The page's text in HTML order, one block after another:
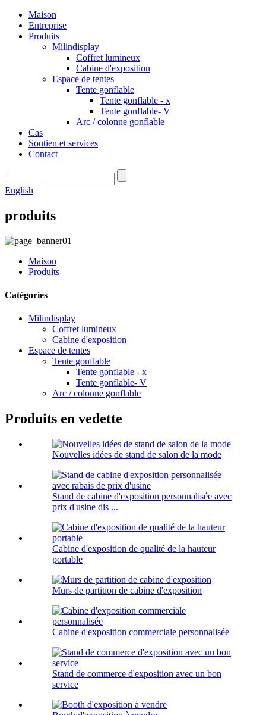
Maison
Entreprise
Produits
Milindisplay
Coffret lumineux
Cabine d'exposition
Espace de tentes
Tente gonflable
Tente gonflable - x
Tente gonflable- V
Arc / colonne gonflable
Cas
Soutien et services
Contact
English
produits
Maison
Produits
Catégories
Milindisplay
Coffret lumineux
Cabine d'exposition
Espace de tentes
Tente gonflable
Tente gonflable - x
Tente gonflable- V
Arc / colonne gonflable
Produits en vedette
Nouvelles idées de stand de salon de la mode
Stand de cabine d'exposition personnalisée avec
prix d'usine dis ...
Cabine d'exposition de qualité de la hauteur
portable
Murs de partition de cabine d'exposition
Cabine d'exposition commerciale personnalisée
Stand de commerce d'exposition avec un bon
service